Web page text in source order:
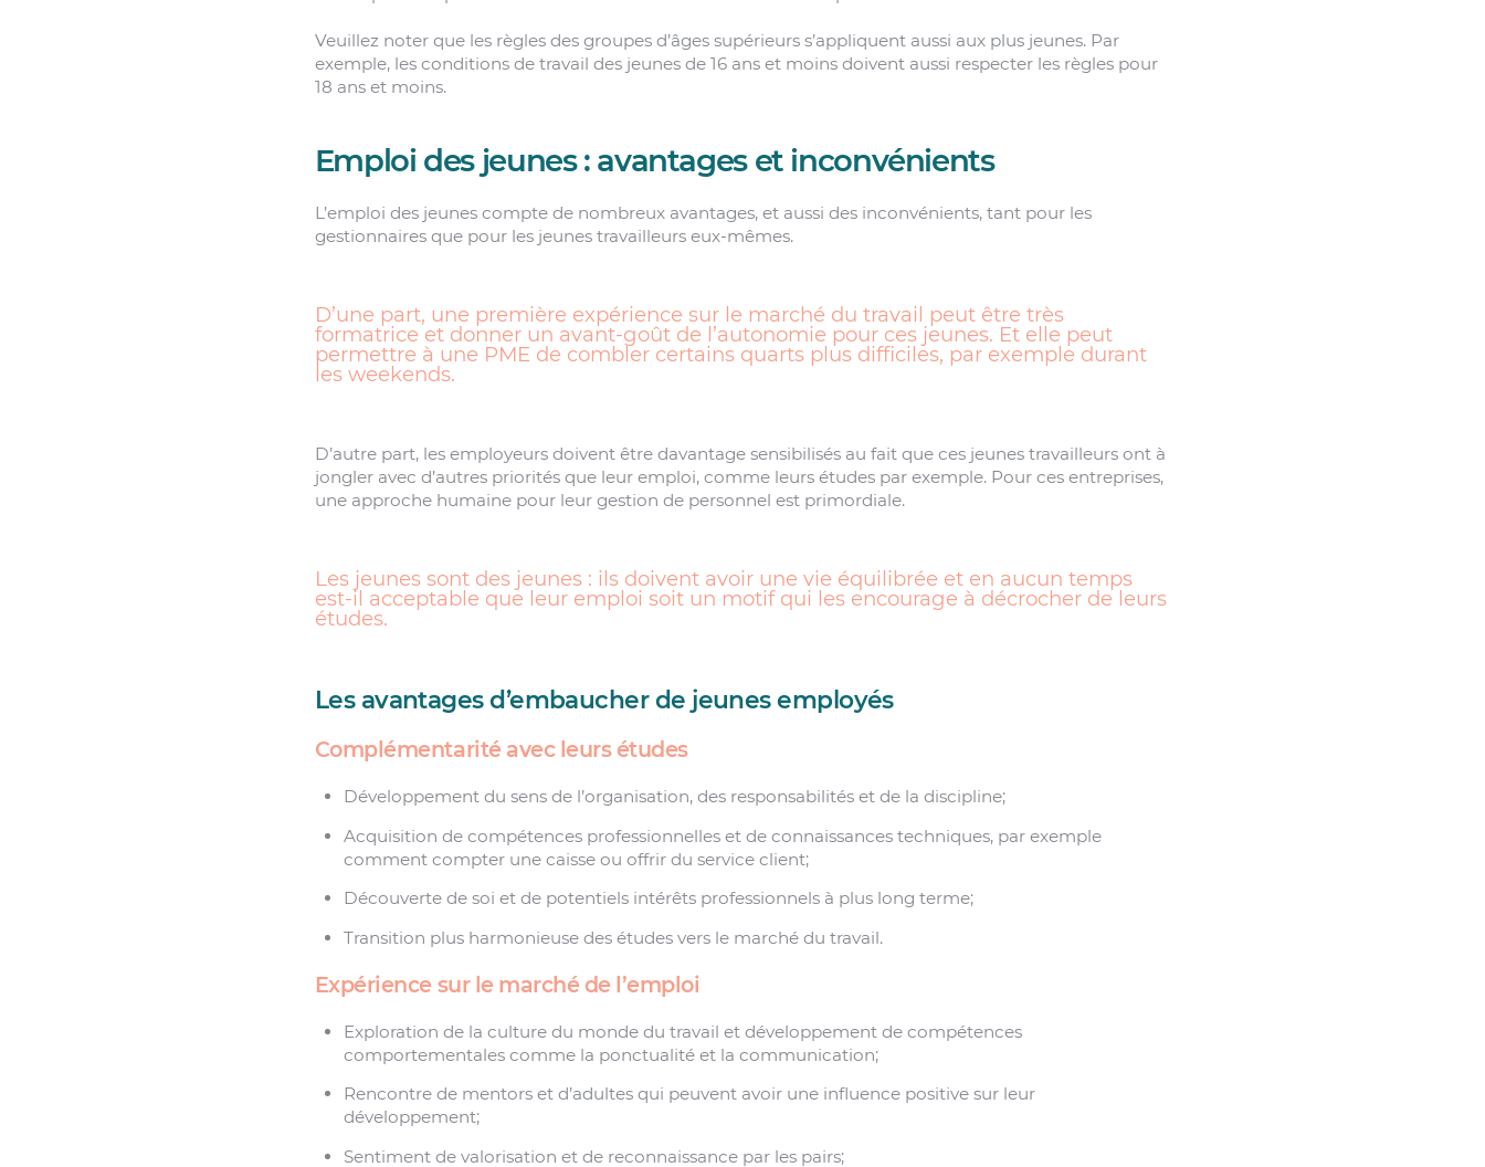
Veuillez noter que les règles des groupes d’âges supérieurs s’appliquent aussi aux plus jeunes. Par
exemple, les conditions de travail des jeunes de 16 ans et moins doivent aussi respecter les règles pour
18 ans et moins.
Emploi des jeunes : avantages et inconvénients
L’emploi des jeunes compte de nombreux avantages, et aussi des inconvénients, tant pour les
gestionnaires que pour les jeunes travailleurs eux-mêmes.
D’une part, une première expérience sur le marché du travail peut être très
formatrice et donner un avant-goût de l’autonomie pour ces jeunes. Et elle peut
permettre à une PME de combler certains quarts plus difficiles, par exemple durant
les weekends.
D’autre part, les employeurs doivent être davantage sensibilisés au fait que ces jeunes travailleurs ont à
jongler avec d’autres priorités que leur emploi, comme leurs études par exemple. Pour ces entreprises,
une approche humaine pour leur gestion de personnel est primordiale.
Les jeunes sont des jeunes : ils doivent avoir une vie équilibrée et en aucun temps
est-il acceptable que leur emploi soit un motif qui les encourage à décrocher de leurs
études.
Les avantages d’embaucher de jeunes employés
Complémentarité avec leurs études
Développement du sens de l’organisation, des responsabilités et de la discipline;
Acquisition de compétences professionnelles et de connaissances techniques, par exemple
comment compter une caisse ou offrir du service client;
Découverte de soi et de potentiels intérêts professionnels à plus long terme;
Transition plus harmonieuse des études vers le marché du travail.
Expérience sur le marché de l’emploi
Exploration de la culture du monde du travail et développement de compétences
comportementales comme la ponctualité et la communication;
Rencontre de mentors et d’adultes qui peuvent avoir une influence positive sur leur
développement;
Sentiment de valorisation et de reconnaissance par les pairs;